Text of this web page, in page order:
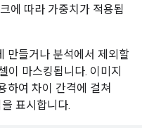
에 따라 가중치가 적용됩
만들거나 분석에서 제외할
이 마스킹됩니다. 이미지
하여 차이 간격에 걸쳐
표시합니다.